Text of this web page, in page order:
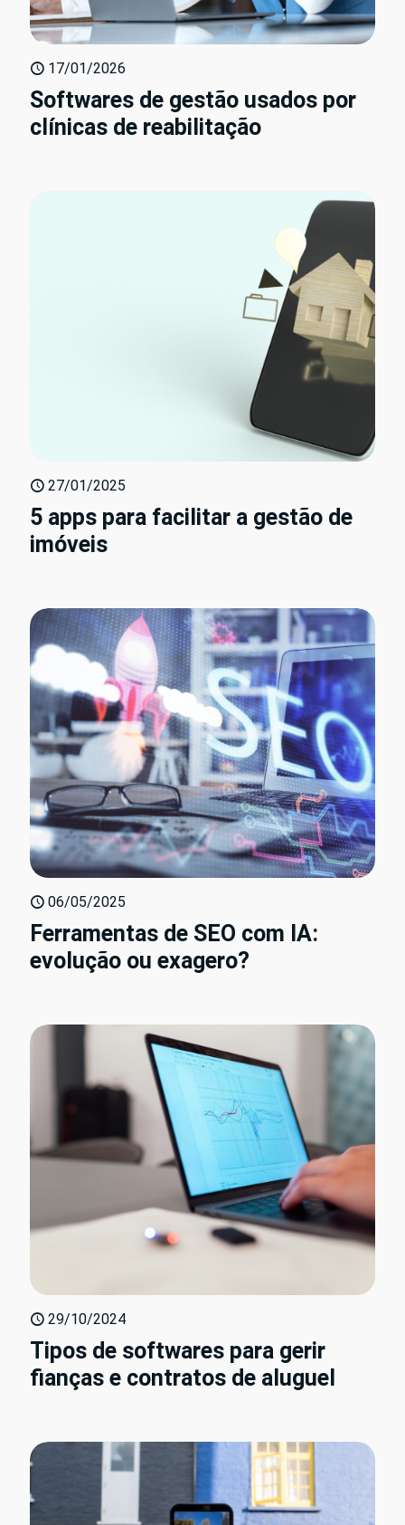
17/01/2026
Softwares de gestão usados por
clínicas de reabilitação
27/01/2025
5 apps para facilitar a gestão de
imóveis
06/05/2025
Ferramentas de SEO com IA:
evolução ou exagero?
29/10/2024
Tipos de softwares para gerir
fianças e contratos de aluguel